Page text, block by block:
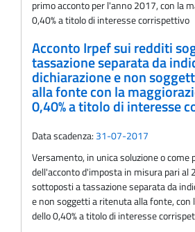
primo acconto per l'anno 2017, con la
0,40% a titolo di interesse corrispettivo
Acconto Irpef sui redditi
tassazione separata da
dichiarazione e non
alla fonte con la
0,40% a titolo di interesse
Data scadenza: 31-07-2017
Versamento, in unica soluzione o come
dell'acconto d'imposta in misura pari al
sottoposti a tassazione separata da
e non soggetti a ritenuta alla fonte, con
dello 0,40% a titolo di interesse